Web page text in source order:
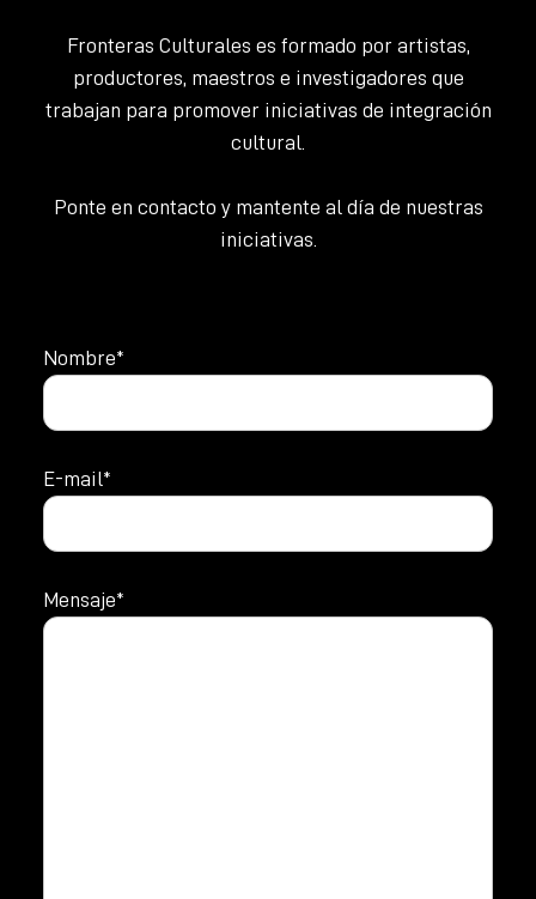
Fronteras Culturales es formado por artistas,
productores, maestros e investigadores que
trabajan para promover iniciativas de integración
cultural.
Ponte en contacto y mantente al día de nuestras
iniciativas.
Nombre*
E-mail*
Mensaje*